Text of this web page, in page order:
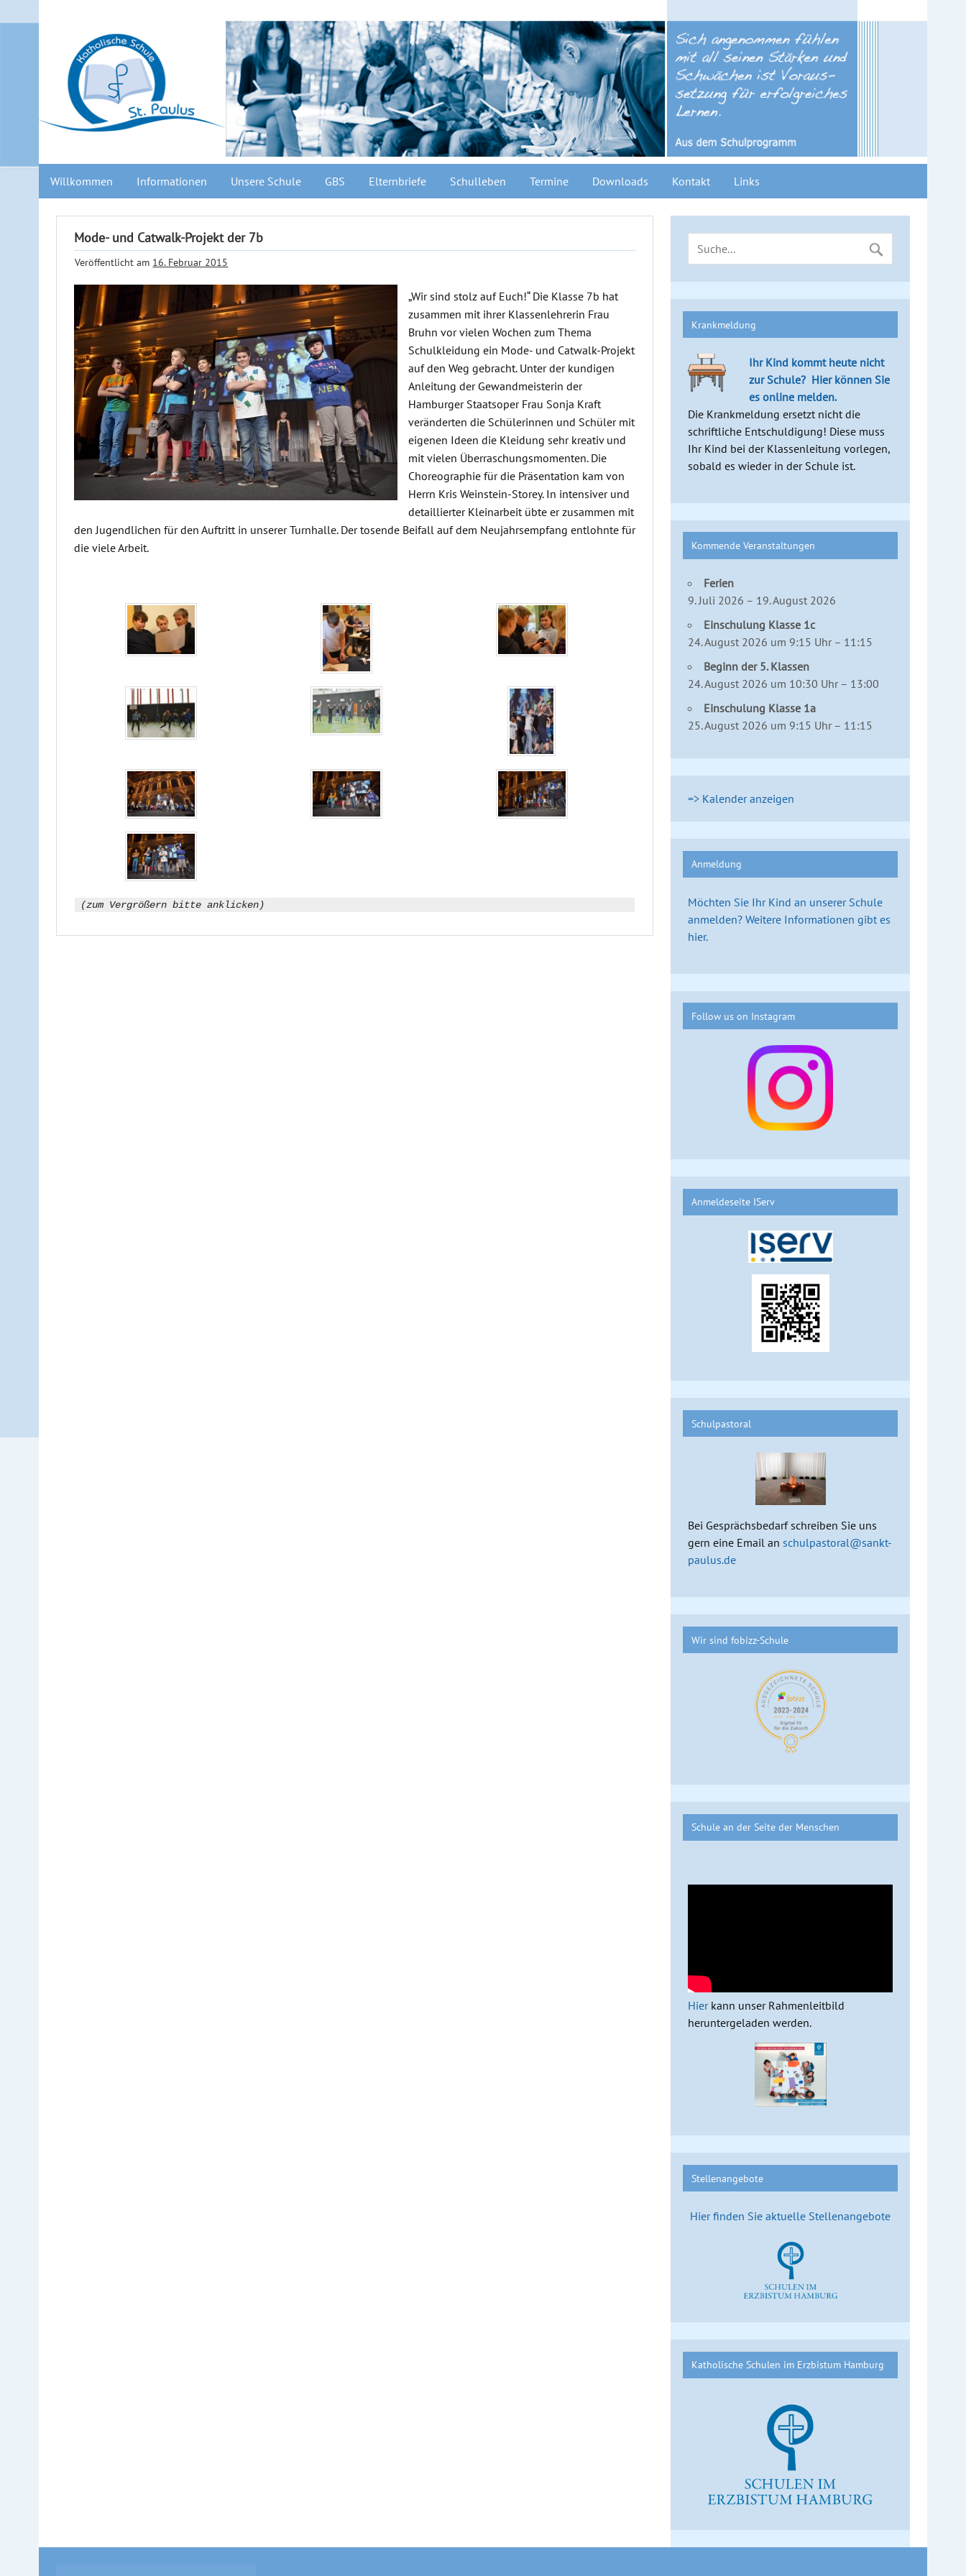
Willkommen Informationen Unsere Schule GBS Elternbriefe Schulleben Termine Downloads Kontakt Links
Mode- und Catwalk-Projekt der 7b
Veröffentlicht am 16. Februar 2015
„Wir sind stolz auf Euch!“ Die Klasse 7b hat
zusammen mit ihrer Klassenlehrerin Frau
Bruhn vor vielen Wochen zum Thema
Schulkleidung ein Mode- und Catwalk-Projekt
auf den Weg gebracht. Unter der kundigen
Anleitung der Gewandmeisterin der
Hamburger Staatsoper Frau Sonja Kraft
veränderten die Schülerinnen und Schüler mit
eigenen Ideen die Kleidung sehr kreativ und
mit vielen Überraschungsmomenten. Die
Choreographie für die Präsentation kam von
Herrn Kris Weinstein-Storey. In intensiver und
detaillierter Kleinarbeit übte er zusammen mit
den Jugendlichen für den Auftritt in unserer Turnhalle. Der tosende Beifall auf dem Neujahrsempfang entlohnte für
die viele Arbeit.
(zum Vergrößern bitte anklicken)
Krankmeldung
Ihr Kind kommt heute nicht
zur Schule? Hier können Sie
es online melden.
Die Krankmeldung ersetzt nicht die
schriftliche Entschuldigung! Diese muss
Ihr Kind bei der Klassenleitung vorlegen,
sobald es wieder in der Schule ist.
Kommende Veranstaltungen
Ferien
9. Juli 2026 – 19. August 2026
Einschulung Klasse 1c
24. August 2026 um 9:15 Uhr – 11:15
Beginn der 5. Klassen
24. August 2026 um 10:30 Uhr – 13:00
Einschulung Klasse 1a
25. August 2026 um 9:15 Uhr – 11:15
=> Kalender anzeigen
Anmeldung
Möchten Sie Ihr Kind an unserer Schule
anmelden? Weitere Informationen gibt es
hier.
Follow us on Instagram
Anmeldeseite IServ
Schulpastoral
Bei Gesprächsbedarf schreiben Sie uns
gern eine Email anschulpastoral@sankt-
paulus.de
Wir sind fobizz-Schule
Schule an der Seite der Menschen
Hierkann unser Rahmenleitbild
heruntergeladen werden.
Stellenangebote
Hier finden Sie aktuelle Stellenangebote
Katholische Schulen im Erzbistum Hamburg